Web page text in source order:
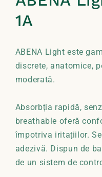
fereastră
1A
ABENA Light este
discrete, anatomice,
moderată.
Absorbția rapidă,
breathable oferă
împotriva iritațiilor.
adezivă. Dispun de
de un sistem de